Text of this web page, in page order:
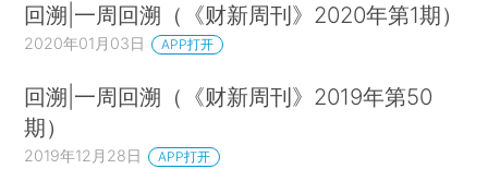
回溯|一周回溯（《财新周刊》2020年第1期）
2020年01月03日 APP打开
回溯|一周回溯（《财新周刊》2019年第50
期）
2019年12月28日 APP打开